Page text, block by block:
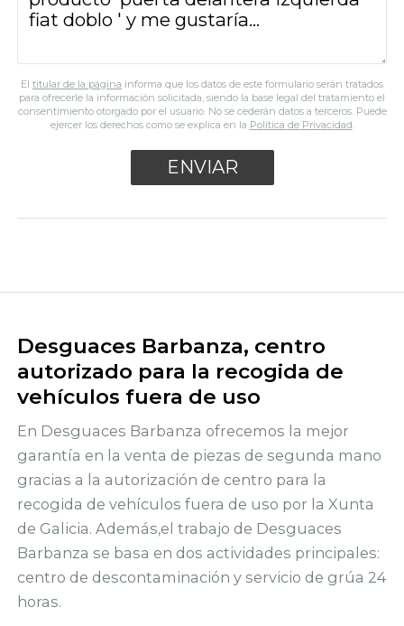
El titular de la página informa que los datos de este formulario serán tratados
para ofrecerle la información solicitada, siendo la base legal del tratamiento el
consentimiento otorgado por el usuario. No se cederán datos a terceros. Puede
ejercer los derechos como se explica en la Política de Privacidad
Desguaces Barbanza, centro
autorizado para la recogida de
vehículos fuera de uso
En Desguaces Barbanza ofrecemos la mejor
garantía en la venta de piezas de segunda mano
gracias a la autorización de centro para la
recogida de vehículos fuera de uso por la Xunta
de Galicia. Además,el trabajo de Desguaces
Barbanza se basa en dos actividades principales:
centro de descontaminación y servicio de grúa 24
horas.